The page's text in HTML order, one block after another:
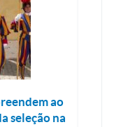
ao
seleção na